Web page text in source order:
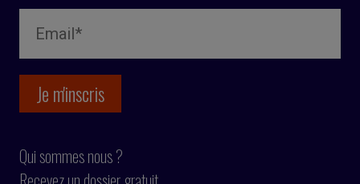
Qui sommes nous ?